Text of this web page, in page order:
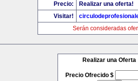
Precio:
Realizar una oferta!
Visitar!
Serán consideradas
Realizar una Oferta
Precio Ofrecido $